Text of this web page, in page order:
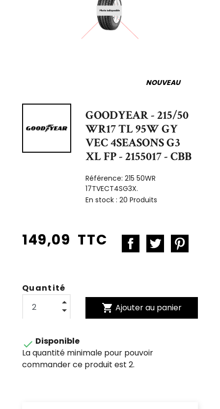
NOUVEAU
GOODYEAR - 215/50
WR17 TL 95W GY
VEC 4SEASONS G3
XL FP - 2155017 - CBB
Référence:215 50WR
17TVECT4SG3X.
En stock :20 Produits
149,09 TTC
Quantité
shopping_cart Ajouter au panier
 Disponible
La quantité minimale pour pouvoir
commander ce produit est 2.